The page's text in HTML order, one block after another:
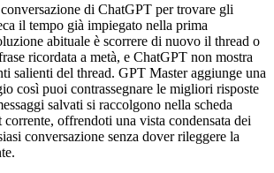
di ChatGPT per trovare gli
il tempo già impiegato nella prima
abituale è scorrere di nuovo il thread o
ricordata a metà, e ChatGPT non mostra
salienti del thread. GPT Master aggiunge una
così puoi contrassegnare le migliori risposte
salvati si raccolgono nella scheda
offrendoti una vista condensata dei
conversazione senza dover rileggere la